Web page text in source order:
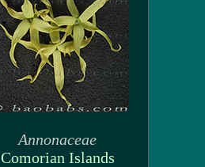
Annonaceae
Comorian Islands